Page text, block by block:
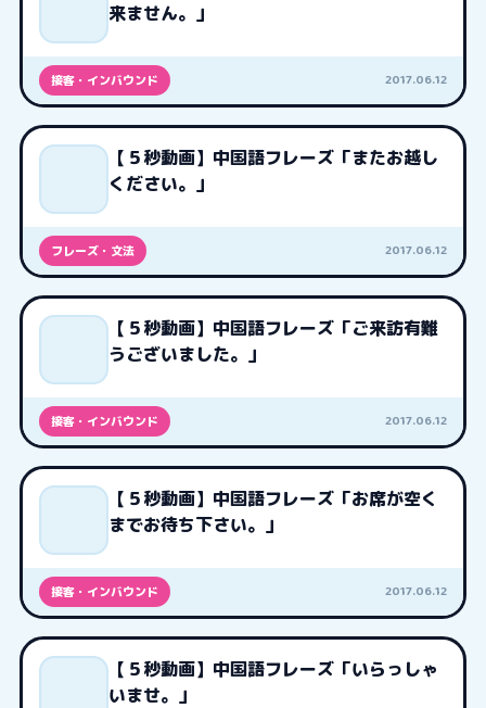
来ません。」
接客・インバウンド 2017.06.12
【５秒動画】中国語フレーズ「またお越し
ください。」
フレーズ・文法 2017.06.12
【５秒動画】中国語フレーズ「ご来訪有難
うございました。」
接客・インバウンド 2017.06.12
【５秒動画】中国語フレーズ「お席が空く
までお待ち下さい。」
接客・インバウンド 2017.06.12
【５秒動画】中国語フレーズ「いらっしゃ
いませ。」